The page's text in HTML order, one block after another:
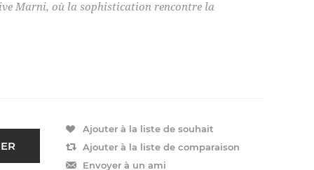
Marni, où la sophistication rencontre la